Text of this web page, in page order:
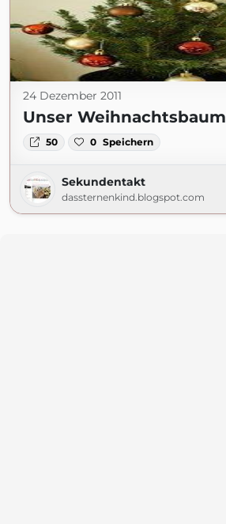
24 Dezember 2011
Unser Weihnachtsbaum
50 0 Speichern
Sekundentakt
dassternenkind.blogspot.com